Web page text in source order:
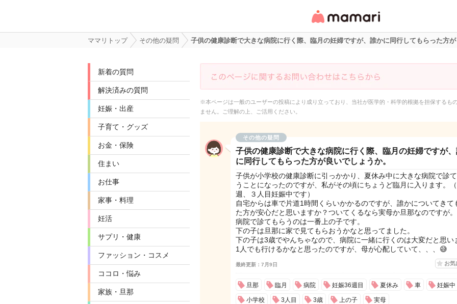
リ・情報サイト
ママリトップ その他の疑問 子供の健康診断で大きな病院に行く際、臨月の妊婦ですが、誰かに同行してもらった方
新着の質問
解決済みの質問
妊娠・出産
子育て・グッズ
お金・保険
住まい
お仕事
家事・料理
妊活
サプリ・健康
ファッション・コスメ
ココロ・悩み
家族・旦那
※本ページは一般のユーザーの投稿により成り立っており、当社が医学的・科学的根拠を担保するも
ません。ご理解の上、ご活用ください。
その他の疑問
子供の健康診断で大きな病院に行く際、臨月の妊婦ですが
に同行してもらった方が良いでしょうか。
子供が小学校の健康診断に引っかかり、夏休み中に大きな病院で診
うことになったのですが、私がその頃にちょうど臨月に入ります。
週、３人目妊娠中です）
自宅からは車で片道1時間くらいかかるのですが、誰かについてきて
た方が安心だと思いますか？ついてくるなら実母か旦那なのですが。
病院で診てもらうのは一番上の子です。
下の子は旦那に家で見てもらおうかなと思ってました。
下の子は3歳でやんちゃなので、病院に一緒に行くのは大変だと思い
1人でも行けるかなと思ったのですが、母が心配していて、、、😅
最終更新：7月9日 お気
旦那 臨月 病院 妊娠36週目 夏休み 車 妊娠中
小学校 3人目 3歳 上の子 実母